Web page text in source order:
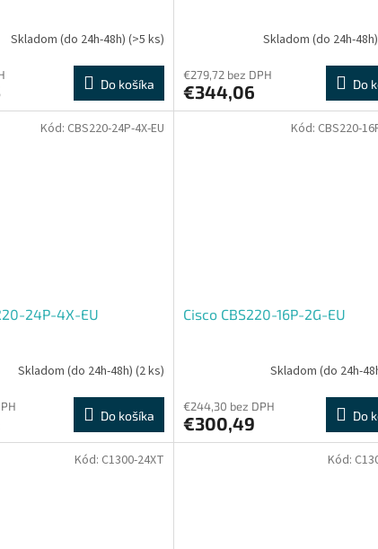
Skladom (do 24h-48h) (>5 ks)
Do košíka
Skladom (do 24h-48h)
€279,72 bez DPH
€344,06 Do
24P-4X-EU
Skladom (do 24h-48h) (2 ks)
Do košíka
Kód: CBS220-24P-4X-EU
Cisco CBS220-16P-2G-EU
Skladom (do 24h-
€244,30 bez DPH
€300,49 Do
Kód: CBS220-
Kód: C1300-24XT Kód: